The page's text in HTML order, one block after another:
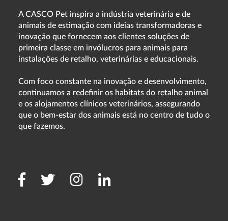
A CASCO Pet inspira a indústria veterinária e de
animais de estimação com ideias transformadoras e
inovação que fornecem aos clientes soluções de
primeira classe em invólucros para animais para
instalações de retalho, veterinárias e educacionais.
Com foco constante na inovação e desenvolvimento,
continuamos a redefinir os habitats do retalho animal
e os alojamentos clínicos veterinários, assegurando
que o bem-estar dos animais está no centro de tudo o
que fazemos.